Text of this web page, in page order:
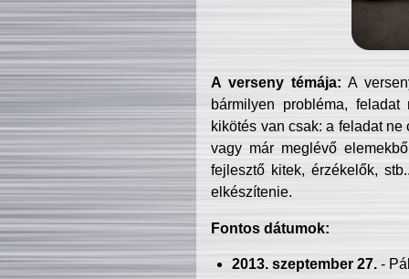
A verseny témája: A
bármilyen probléma, feladat
kikötés van csak: a feladat
vagy már meglévő
fejlesztő kitek, érzékelők,
elkészítenie.
Fontos dátumok:
2013. szeptember 27.-